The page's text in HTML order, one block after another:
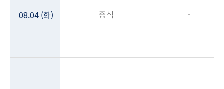
08.04 (화) 중식 -